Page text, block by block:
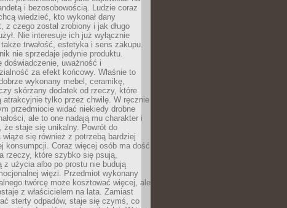
i bezosobowością. Ludzie coraz
wiedzieć, kto wykonał dany
z czego został zrobiony i jak długo
Nie interesuje ich już wyłącznie
trwałość, estetyka i sens zakupu.
nie sprzedaje jedynie produktu.
doświadczenie, uważność i
za efekt końcowy. Właśnie to
wykonany mebel, ceramikę,
skórzany dodatek od rzeczy, które
atrakcyjnie tylko przez chwilę. W ręcznie
przedmiocie widać niekiedy drobne
ale to one nadają mu charakter i
że staje się unikalny. Powrót do
wiąże się również z potrzebą bardziej
konsumpcji. Coraz więcej osób ma dość
rzeczy, które szybko się psują,
z użycia albo po prostu nie budują
więzi. Przedmiot wykonany
twórcę może kosztować więcej, ale
z właścicielem na lata. Zamiast
sterty odpadów, staje się czymś, co